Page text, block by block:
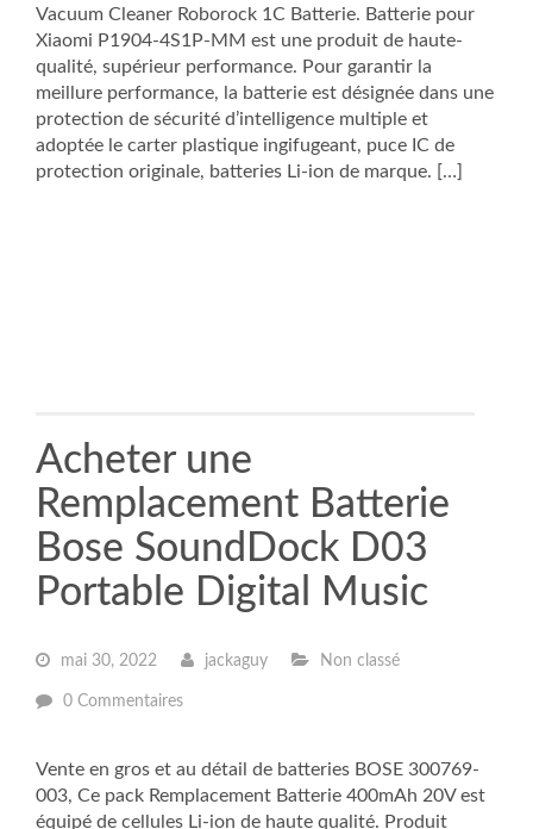
Vacuum Cleaner Roborock 1C Batterie. Batterie pour
Xiaomi P1904-4S1P-MM est une produit de haute-
qualité, supérieur performance. Pour garantir la
meillure performance, la batterie est désignée dans une
protection de sécurité d’intelligence multiple et
adoptée le carter plastique ingifugeant, puce IC de
protection originale, batteries Li-ion de marque. […]
Acheter une
Remplacement Batterie
Bose SoundDock D03
Portable Digital Music
mai 30, 2022 jackaguy Non classé
0 Commentaires
Vente en gros et au détail de batteries BOSE 300769-
003, Ce pack Remplacement Batterie 400mAh 20V est
équipé de cellules Li-ion de haute qualité. Produit